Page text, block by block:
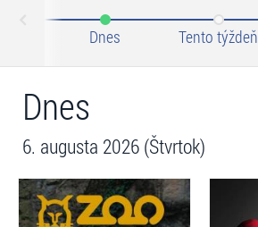
Dnes Tento týždeň
Dnes
6. augusta 2026 (Štvrtok)